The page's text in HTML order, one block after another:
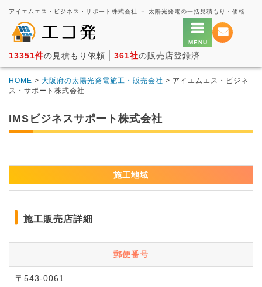
13351件の見積もり依頼 361社の販売店登録済
HOME > 大阪府の太陽光発電施工・販売会社 > アイエムエス・ビジネ
ス・サポート株式会社
IMSビジネスサポート株式会社
施工地域
施工販売店詳細
郵便番号
〒543-0061